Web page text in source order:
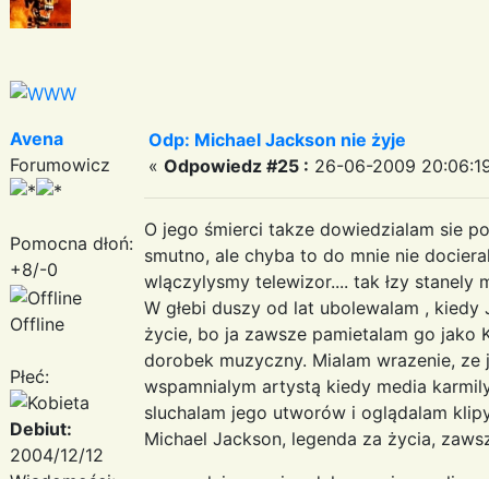
Avena
Forumowicz
Pomocna dłoń:
+8/-0
Offline
Płeć:
Debiut:
2004/12/12
Odp: Michael Jackson nie żyje
« Odpowiedz #25 : 26-06-2009
O jego śmierci takze dowiedzialam sie
smutno, ale chyba to do mnie nie
wlączylysmy telewizor.... tak łzy stanely
W głebi duszy od lat ubolewalam ,
życie, bo ja zawsze pamietalam go jako
dorobek muzyczny. Mialam wrazenie,
wspamnialym artystą kiedy media
sluchalam jego utworów i oglądalam
Michael Jackson, legenda za życia,